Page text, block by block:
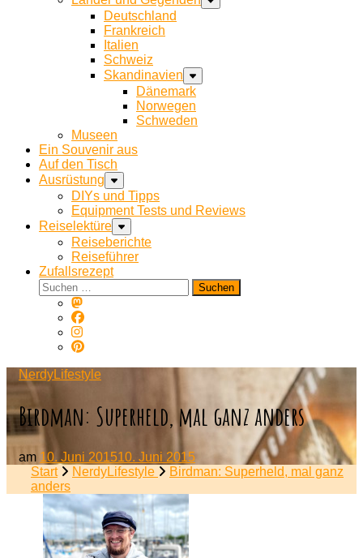
Deutschland
Frankreich
Italien
Schweiz
Skandinavien
Dänemark
Norwegen
Schweden
Museen
Ein Souvenir aus
Auf den Tisch
Ausrüstung
DIYs und Tipps
Equipment Tests und Reviews
Reiselektüre
Reiseberichte
Reiseführer
Zufallsrezept
Suchen
nach:
NerdyLifestyle
Birdman: Superheld, mal ganz anders
am 10. Juni 201510. Juni 2015
Start
NerdyLifestyle
Birdman: Superheld, mal ganz
anders